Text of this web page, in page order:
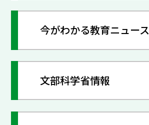
今がわかる教育ニュース
文部科学省情報